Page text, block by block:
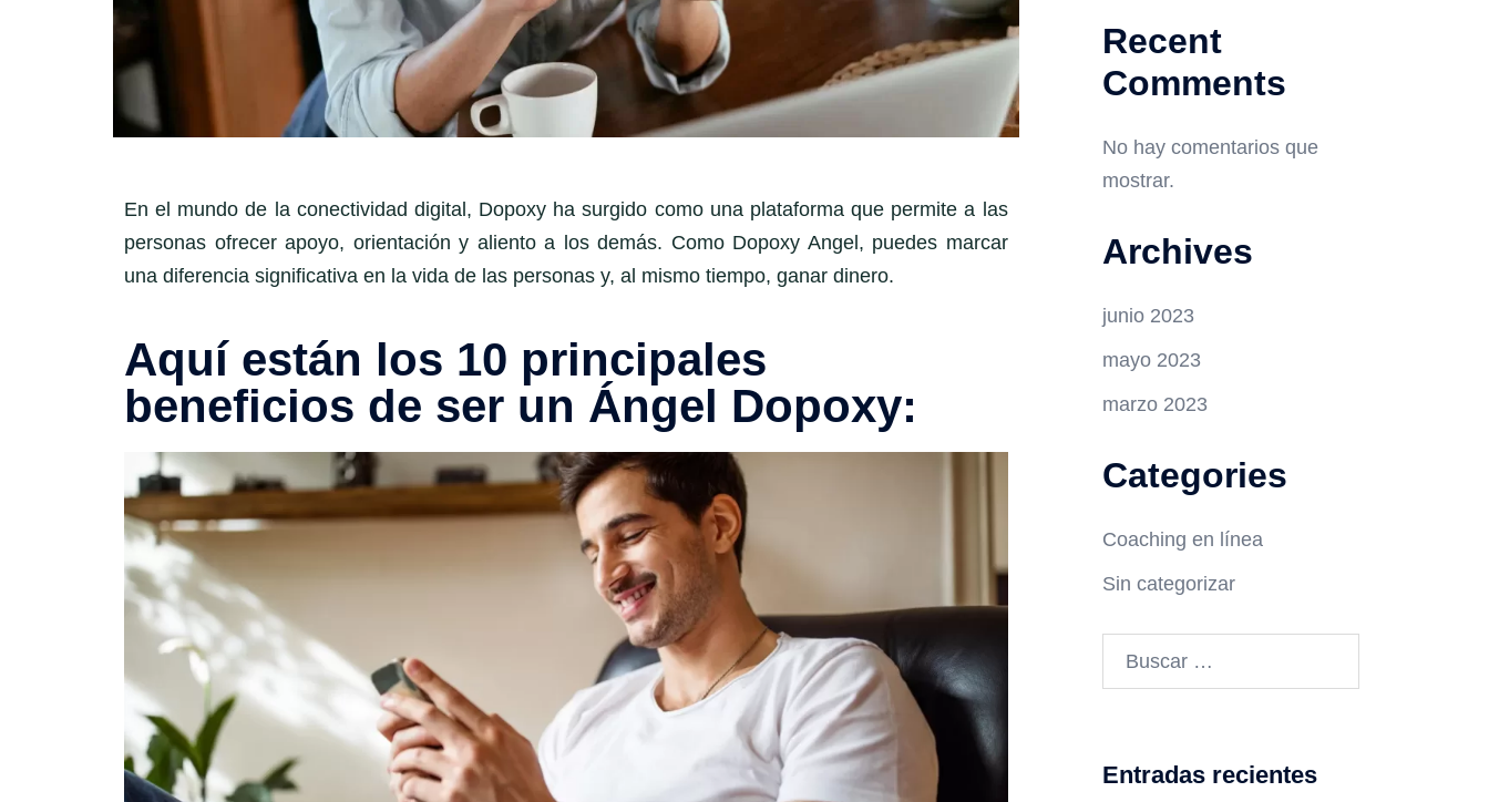
En el mundo de la conectividad digital, Dopoxy ha surgido como una plataforma que permite a las
personas ofrecer apoyo, orientación y aliento a los demás. Como Dopoxy Angel, puedes marcar
una diferencia significativa en la vida de las personas y, al mismo tiempo, ganar dinero.
Aquí están los 10 principales
beneficios de ser un Ángel Dopoxy:
Recent
Comments
No hay comentarios que
mostrar.
Archives
junio 2023
mayo 2023
marzo 2023
Categories
Coaching en línea
Sin categorizar
Entradas recientes